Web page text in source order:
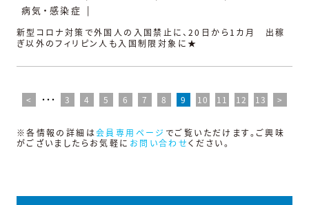
病気・感染症 |
新型コロナ対策で外国人の入国禁止に、20日から1カ月 出稼
ぎ以外のフィリピン人も入国制限対象に★
< ・・・ 3 4 5 6 7 8 9 10 11 12 13 >
※各情報の詳細は会員専用ページ でご覧いただけます。ご興味
がございましたらお気軽に お問い合わせください。